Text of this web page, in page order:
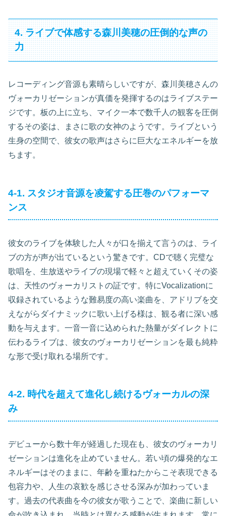
4. ライブで体感する森川美穂の圧倒的な声の
力
レコーディング音源も素晴らしいですが、森川美穂さんの
ヴォーカリゼーションが真価を発揮するのはライブステー
ジです。板の上に立ち、マイク一本で数千人の観客を圧倒
するその姿は、まさに歌の女神のようです。ライブという
生身の空間で、彼女の歌声はさらに巨大なエネルギーを放
ちます。
4-1. スタジオ音源を凌駕する圧巻のパフォーマ
ンス
彼女のライブを体験した人々が口を揃えて言うのは、ライ
ブの方が声が出ているという驚きです。CDで聴く完璧な
歌唱を、生放送やライブの現場で軽々と超えていくその姿
は、天性のヴォーカリストの証です。特にVocalizationに
収録されているような難易度の高い楽曲を、アドリブを交
えながらダイナミックに歌い上げる様は、観る者に深い感
動を与えます。一音一音に込められた熱量がダイレクトに
伝わるライブは、彼女のヴォーカリゼーションを最も純粋
な形で受け取れる場所です。
4-2. 時代を超えて進化し続けるヴォーカルの深
み
デビューから数十年が経過した現在も、彼女のヴォーカリ
ゼーションは進化を止めていません。若い頃の爆発的なエ
ネルギーはそのままに、年齢を重ねたからこそ表現できる
包容力や、人生の哀歓を感じさせる深みが加わっていま
す。過去の代表曲を今の彼女が歌うことで、楽曲に新しい